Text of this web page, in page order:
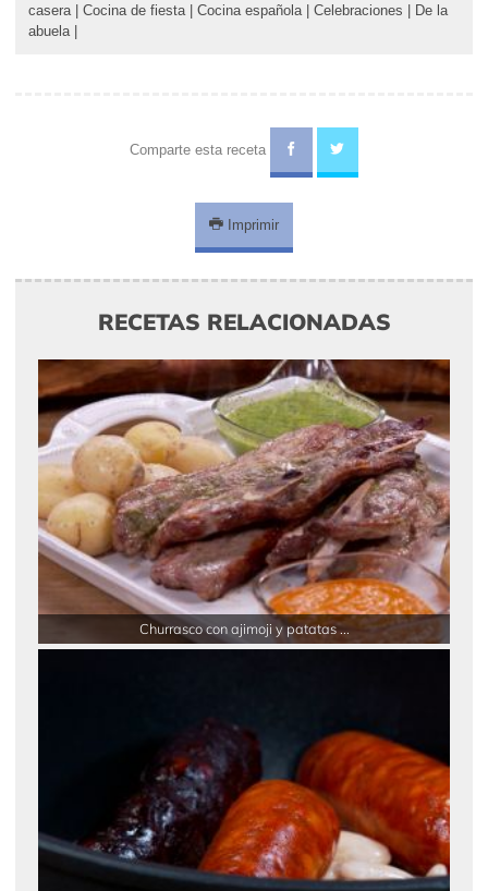
casera| Cocina de fiesta| Cocina española| Celebraciones
De la
abuela|
Comparte esta receta
Imprimir
RECETAS RELACIONADAS
Churrasco con ajimoji y patatas ...